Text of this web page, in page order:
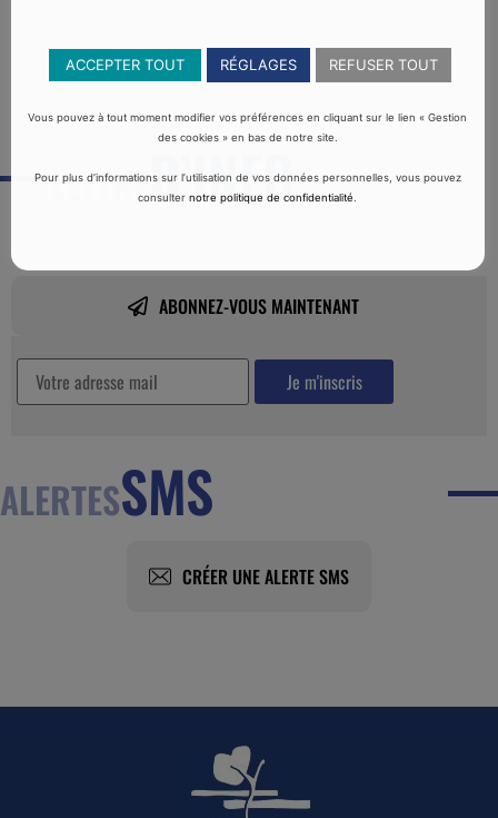
LETTRED’INFO
ABONNEZ-VOUS MAINTENANT
ALERTESSMS
CRÉER UNE ALERTE SMS
ACCEPTER TOUT RÉGLAGES REFUSER TOUT
Vous pouvez à tout moment modifier vos préférences en cliquant sur le lien « Gestion
des cookies » en bas de notre site.
Pour plus d’informations sur l’utilisation de vos données personnelles, vous pouvez
consulternotre politique de confidentialité